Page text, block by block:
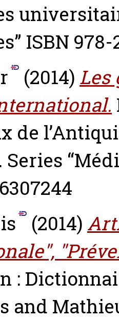
ISBN
(2014) Les
de
Series
(2014)
:
and